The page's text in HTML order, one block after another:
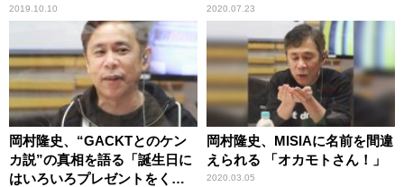
良かった」
2019.10.10
と言われ戸惑う
2020.07.23
岡村隆史、“GACKTとのケン
カ説”の真相を語る「誕生日に
はいろいろプレゼントをくれ
岡村隆史、MISIAに名前を間違
えられる 「オカモトさん！」
2020.03.05